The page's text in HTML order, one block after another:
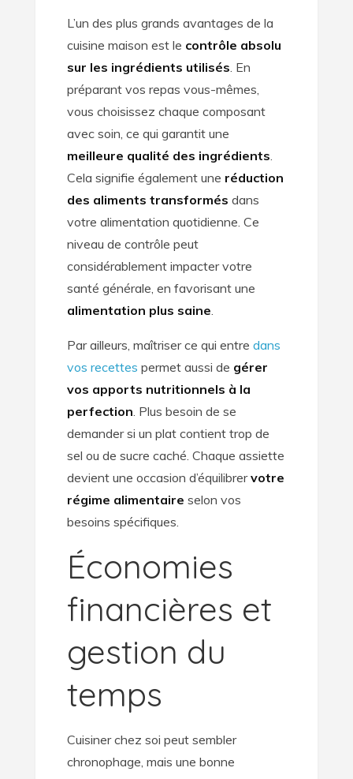
L’un des plus grands avantages de la
cuisine maison est le contrôle absolu
sur les ingrédients utilisés. En
préparant vos repas vous-mêmes,
vous choisissez chaque composant
avec soin, ce qui garantit une
meilleure qualité des ingrédients.
Cela signifie également une réduction
des aliments transformés dans
votre alimentation quotidienne. Ce
niveau de contrôle peut
considérablement impacter votre
santé générale, en favorisant une
alimentation plus saine.
Par ailleurs, maîtriser ce qui entre dans
vos recettes permet aussi de gérer
vos apports nutritionnels à la
perfection. Plus besoin de se
demander si un plat contient trop de
sel ou de sucre caché. Chaque assiette
devient une occasion d’équilibrervotre
régime alimentaire selon vos
besoins spécifiques.
Économies
financières et
gestion du
temps
Cuisiner chez soi peut sembler
chronophage, mais une bonne